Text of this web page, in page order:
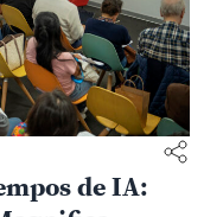
de IA: